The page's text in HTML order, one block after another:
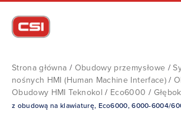
Strona główna / Obudowy przemysłowe /
nośnych HMI (Human Machine Interface)/
Obudowy HMI Teknokol / Eco6000 /
z obudową na klawiaturę, Eco6000, 6000-6004/